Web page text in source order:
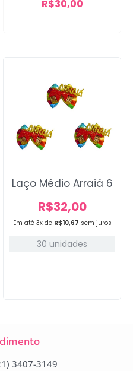
R$30,00
Em até 3x de R$10,67 sem juros
Laço Médio Arraiá 6
R$32,00
30 unidades
3407-3149